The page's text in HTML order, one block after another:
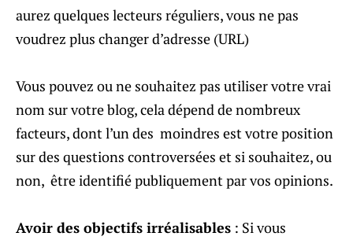
aurez quelques lecteurs réguliers, vous ne pas
voudrez plus changer d’adresse (URL)
Vous pouvez ou ne souhaitez pas utiliser votre vrai
nom sur votre blog, cela dépend de nombreux
facteurs, dont l’un des moindres est votre position
sur des questions controversées et si souhaitez, ou
non, être identifié publiquement par vos opinions.
Avoir des objectifs irréalisables : Si vous